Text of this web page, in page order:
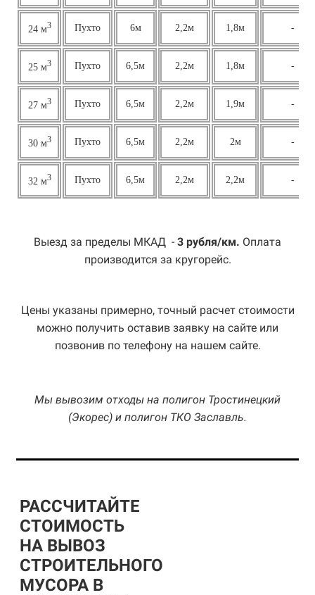
24 м3 Пухто 6м 2,2м 1,8м -
25 м3 Пухто 6,5м 2,2м 1,8м -
27 м3 Пухто 6,5м 2,2м 1,9м -
30 м3 Пухто 6,5м 2,2м 2м -
32 м3 Пухто 6,5м 2,2м 2,2м -
Выезд за пределы МКАД - 3 рубля/км. Оплата
производится за кругорейс.
Цены указаны примерно, точный расчет стоимости
можно получить оставив заявку на сайте или
позвонив по телефону на нашем сайте.
Мы вывозим отходы на полигон Тростинецкий
(Экорес) и полигон ТКО Заславль.
РАССЧИТАЙТЕ
СТОИМОСТЬ
НА ВЫВОЗ
СТРОИТЕЛЬНОГО
МУСОРА В